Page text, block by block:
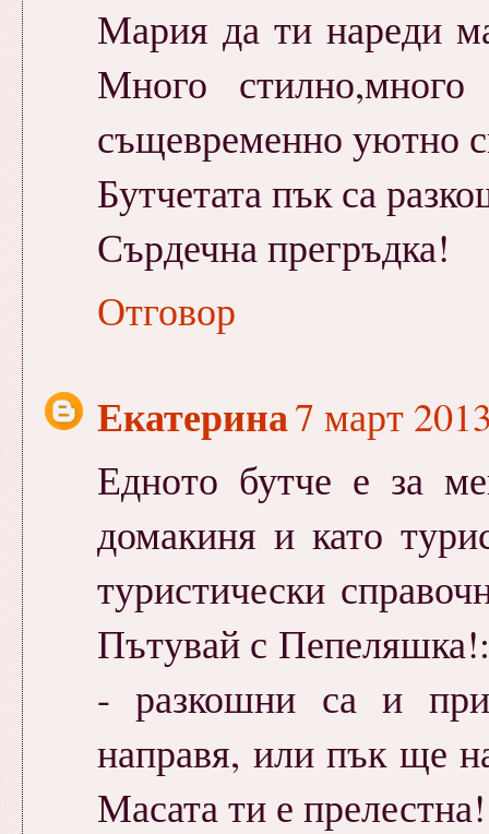
Мария да ти нареди
Много
същевременно уютно
Бутчетата пък са
Сърдечна прегръдка!
Отговор
Екатерина7 март
Едното бутче е за
домакиня и като
туристически
Пътувай с
- разкошни са и
направя, или пък ще
Масата ти е